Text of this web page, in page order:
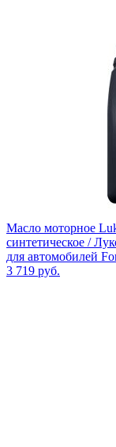
Масло моторное
синтетическое /
для автомобилей
3 719 руб.